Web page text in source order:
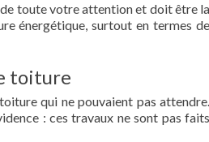
toute votre attention et doit être la
énergétique, surtout en termes de
toiture
qui ne pouvaient pas attendre.
: ces travaux ne sont pas faits